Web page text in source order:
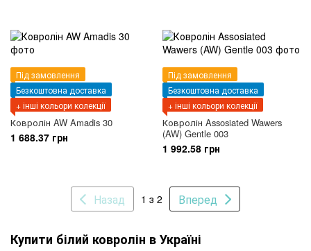
Під замовлення
Безкоштовна доставка
+ інші кольори колекції
Ковролін AW Amadis 30
1 688.37 грн
Під замовлення
Безкоштовна доставка
+ інші кольори колекції
Ковролін Assosiated Wawers
(AW) Gentle 003
1 992.58 грн
Назад 1 з 2 Вперед
Купити білий ковролін в Україні